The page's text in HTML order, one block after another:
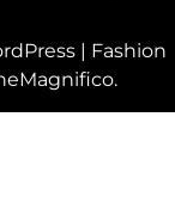
| Fashion